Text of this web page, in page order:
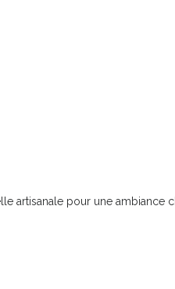
artisanale pour une ambiance